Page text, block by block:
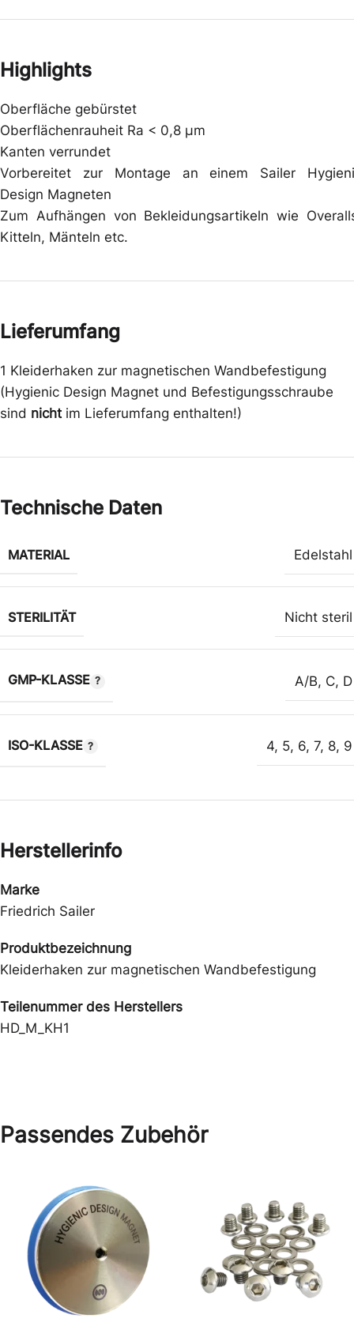
Highlights
Oberfläche gebürstet
Oberflächenrauheit Ra < 0,8 µm
Kanten verrundet
Vorbereitet zur Montage an einem Sailer
Design Magneten
Zum Aufhängen von Bekleidungsartikeln wie
Kitteln, Mänteln etc.
Lieferumfang
1 Kleiderhaken zur magnetischen Wandbefestigung
(Hygienic Design Magnet und Befestigungsschraube
sind nichtim Lieferumfang enthalten!)
Technische Daten
MATERIAL Edelstahl
STERILITÄT Nicht steril
GMP-KLASSE A/B, C, D
ISO-KLASSE 4, 5, 6, 7, 8, 9
Herstellerinfo
Marke
Friedrich Sailer
Produktbezeichnung
Kleiderhaken zur magnetischen Wandbefestigung
Teilenummer des Herstellers
HD_M_KH1
Passendes Zubehör